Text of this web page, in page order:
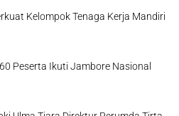
Kelompok Tenaga Kerja Mandiri
Peserta Ikuti Jambore Nasional